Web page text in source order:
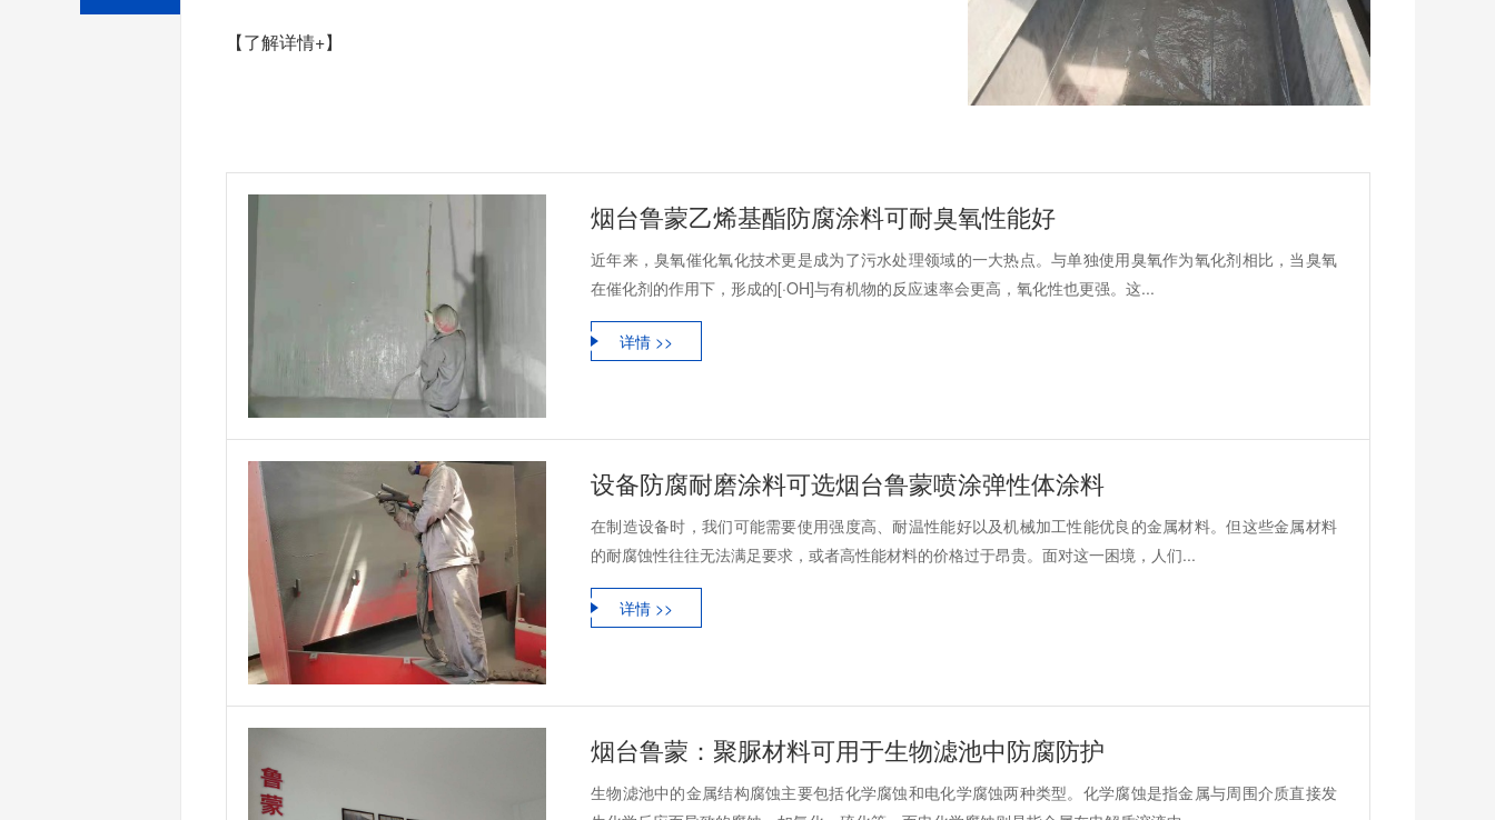
【了解详情+】
烟台鲁蒙乙烯基酯防腐涂料可耐臭氧性能好
近年来，臭氧催化氧化技术更是成为了污水处理领域的一大热点。与单独使用臭氧作为氧化剂相比，当臭氧
在催化剂的作用下，形成的[·OH]与有机物的反应速率会更高，氧化性也更强。这...
详情 >>
设备防腐耐磨涂料可选烟台鲁蒙喷涂弹性体涂料
在制造设备时，我们可能需要使用强度高、耐温性能好以及机械加工性能优良的金属材料。但这些金属材料
的耐腐蚀性往往无法满足要求，或者高性能材料的价格过于昂贵。面对这一困境，人们...
详情 >>
烟台鲁蒙：聚脲材料可用于生物滤池中防腐防护
生物滤池中的金属结构腐蚀主要包括化学腐蚀和电化学腐蚀两种类型。化学腐蚀是指金属与周围介质直接发